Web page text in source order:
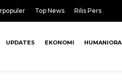
Top News Rilis Pers
UPDATES EKONOMI HUMANIORA